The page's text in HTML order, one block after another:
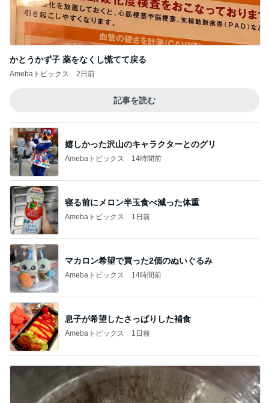
かとうかず子 薬をなくし慌てて戻る
Amebaトピックス 2日前
記事を読む
嬉しかった沢山のキャラクターとのグリ
Amebaトピックス 14時間前
寝る前にメロン半玉食べ減った体重
Amebaトピックス 1日前
マカロン希望で買った2個のぬいぐるみ
Amebaトピックス 14時間前
息子が希望したさっぱりした補食
Amebaトピックス 1日前